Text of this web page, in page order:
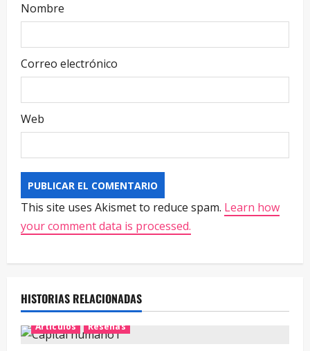
Nombre
Correo electrónico
Web
This site uses Akismet to reduce spam. Learn how
your comment data is processed.
HISTORIAS RELACIONADAS
Artículos Reseñas